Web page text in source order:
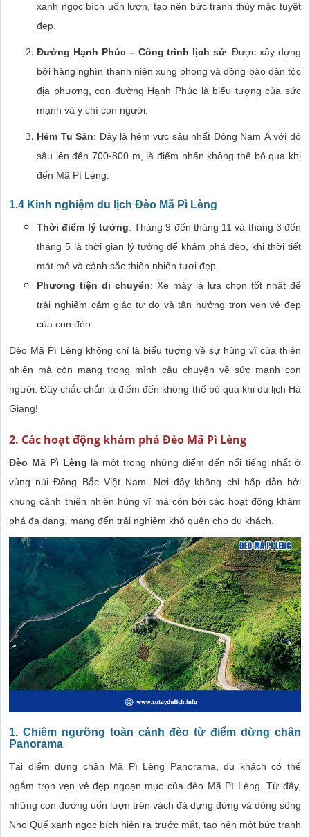
xanh ngọc bích uốn lượn, tạo nên bức tranh thủy mặc tuyệt
đẹp.
Đường Hạnh Phúc – Công trình lịch sử: Được xây dựng
bởi hàng nghìn thanh niên xung phong và đồng bào dân tộc
địa phương, con đường Hạnh Phúc là biểu tượng của sức
mạnh và ý chí con người.
Hẻm Tu Sản: Đây là hẻm vực sâu nhất Đông Nam Á với độ
sâu lên đến 700-800 m, là điểm nhấn không thể bỏ qua khi
đến Mã Pì Lèng.
1.4 Kinh nghiệm du lịch Đèo Mã Pì Lèng
Thời điểm lý tưởng: Tháng 9 đến tháng 11 và tháng 3 đến
tháng 5 là thời gian lý tưởng để khám phá đèo, khi thời tiết
mát mẻ và cảnh sắc thiên nhiên tươi đẹp.
Phương tiện di chuyển: Xe máy là lựa chọn tốt nhất để
trải nghiệm cảm giác tự do và tận hưởng trọn vẹn vẻ đẹp
của con đèo.
Đèo Mã Pì Lèng không chỉ là biểu tượng về sự hùng vĩ của thiên
nhiên mà còn mang trong mình câu chuyện về sức mạnh con
người. Đây chắc chắn là điểm đến không thể bỏ qua khi du lịch Hà
Giang!
2. Các hoạt động khám phá Đèo Mã Pì Lèng
Đèo Mã Pì Lèng là một trong những điểm đến nổi tiếng nhất ở
vùng núi Đông Bắc Việt Nam. Nơi đây không chỉ hấp dẫn bởi
khung cảnh thiên nhiên hùng vĩ mà còn bởi các hoạt động khám
phá đa dạng, mang đến trải nghiệm khó quên cho du khách.
1. Chiêm ngưỡng toàn cảnh đèo từ điểm dừng chân
Panorama
Tại điểm dừng chân Mã Pì Lèng Panorama, du khách có thể
ngắm trọn vẹn vẻ đẹp ngoạn mục của đèo Mã Pì Lèng. Từ đây,
những con đường uốn lượn trên vách đá dựng đứng và dòng sông
Nho Quế xanh ngọc bích hiện ra trước mắt, tạo nên một bức tranh